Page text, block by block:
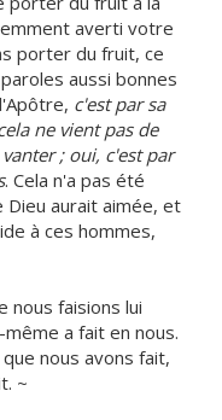
averti votre
porter du fruit, ce
aussi bonnes
c'est par sa
ne vient pas de
; oui, c'est par
. Cela n'a pas été
aurait aimée, et
à ces hommes,
nous faisions lui
a fait en nous.
nous avons fait,
~